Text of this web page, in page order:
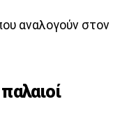
αναλογούν στον